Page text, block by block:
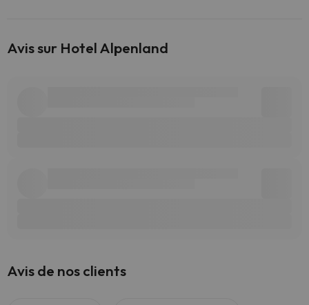
Avis sur Hotel Alpenland
Avis de nos clients